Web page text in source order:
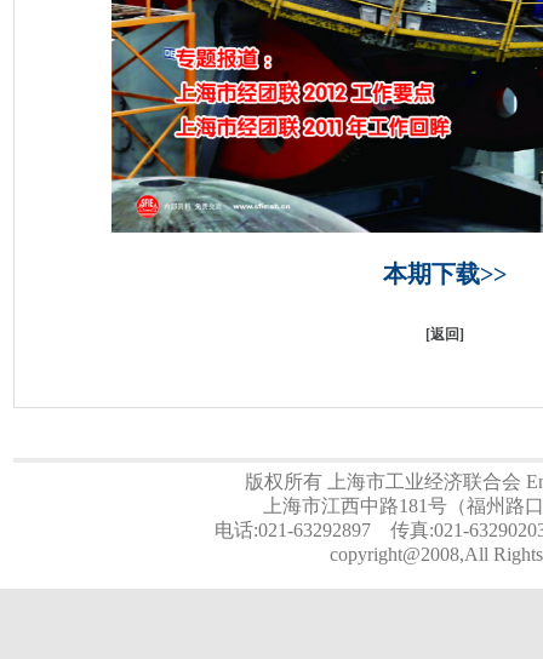
本期下载>>
[返回]
版权所有 上海市工业经济联合会
上海市江西中路181号（福州路
电话:021-63292897 传真:021-
copyright@2008,All